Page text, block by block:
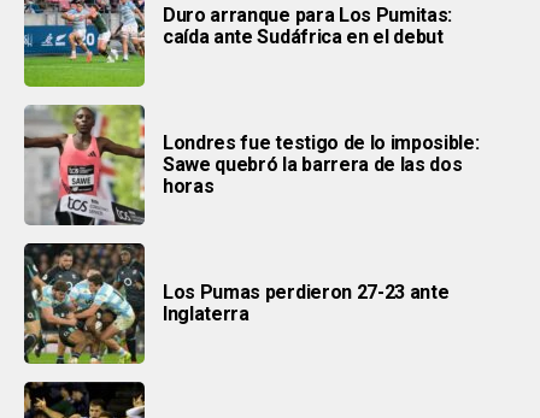
Duro arranque para Los Pumitas:
caída ante Sudáfrica en el debut
Londres fue testigo de lo imposible:
Sawe quebró la barrera de las dos
horas
Los Pumas perdieron 27-23 ante
Inglaterra